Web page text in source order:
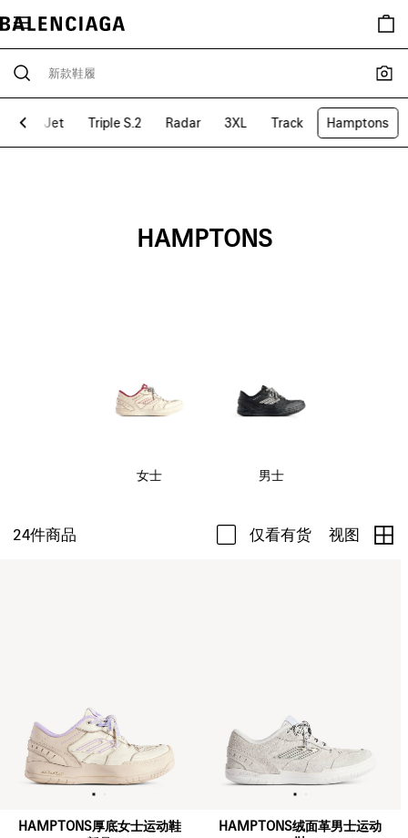
Jet Triple S.2 Radar 3XL Track Hamptons
HAMPTONS
女士 男士
24件商品 仅看有货 视图
HAMPTONS厚底女士运动鞋
HAMPTONS绒面革男士运动